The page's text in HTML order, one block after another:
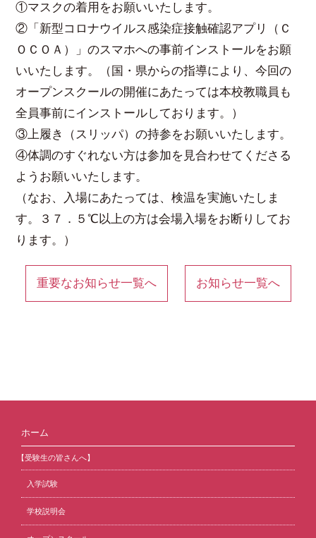
①マスクの着用をお願いいたします。
②「新型コロナウイルス感染症接触確認アプリ（Ｃ
ＯＣＯＡ）」のスマホへの事前インストールをお願
いいたします。（国・県からの指導により、今回の
オープンスクールの開催にあたっては本校教職員も
全員事前にインストールしております。）
③上履き（スリッパ）の持参をお願いいたします。
④体調のすぐれない方は参加を見合わせてくださる
ようお願いいたします。
（なお、入場にあたっては、検温を実施いたしま
す。３７．５℃以上の方は会場入場をお断りしてお
ります。）
重要なお知らせ一覧へ お知らせ一覧へ
ホーム
【受験生の皆さんへ】
入学試験
学校説明会